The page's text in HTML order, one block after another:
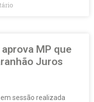
MP que
Juros
sessão realizada